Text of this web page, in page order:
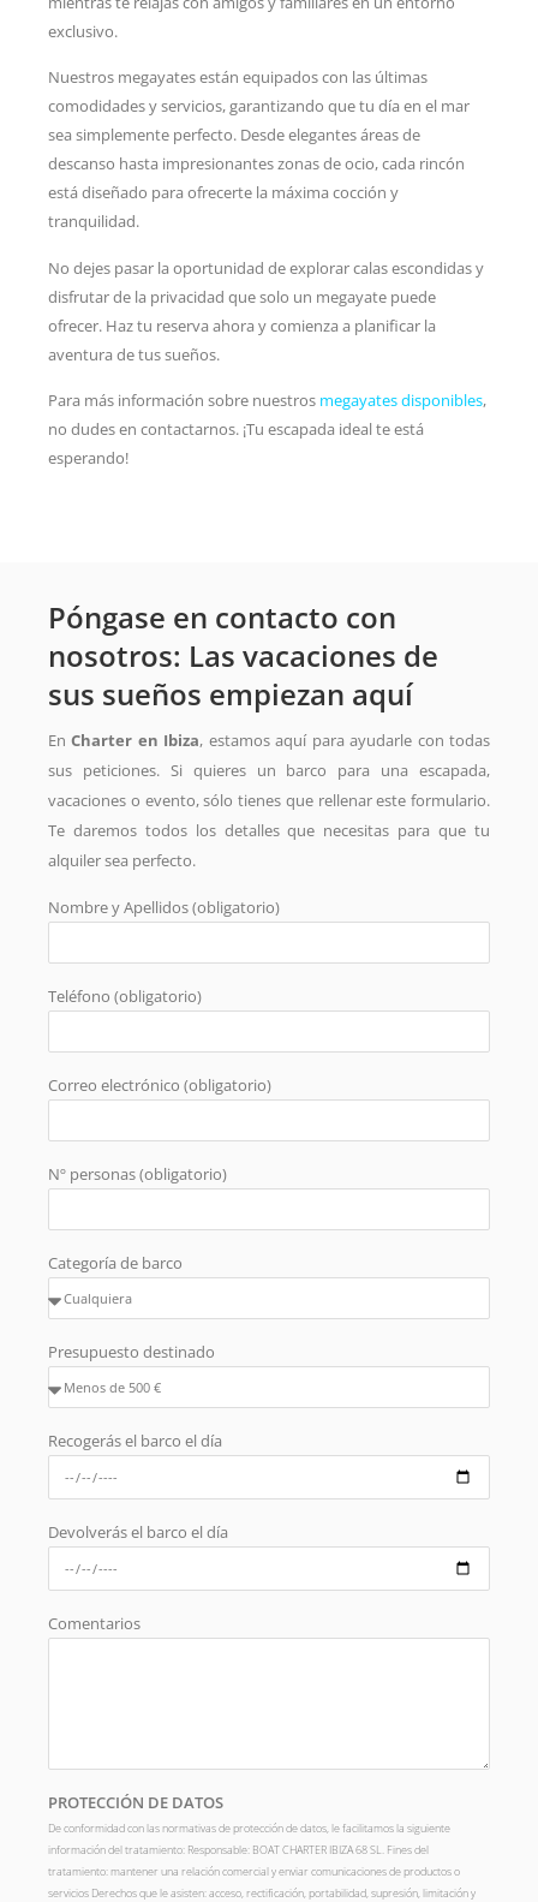
exclusivo.
Nuestros megayates están equipados con las últimas
comodidades y servicios, garantizando que tu día en el mar
sea simplemente perfecto. Desde elegantes áreas de
descanso hasta impresionantes zonas de ocio, cada rincón
está diseñado para ofrecerte la máxima cocción y
tranquilidad.
No dejes pasar la oportunidad de explorar calas escondidas y
disfrutar de la privacidad que solo un megayate puede
ofrecer. Haz tu reserva ahora y comienza a planificar la
aventura de tus sueños.
Para más información sobre nuestros megayates disponibles,
no dudes en contactarnos. ¡Tu escapada ideal te está
esperando!
Póngase en contacto con
nosotros: Las vacaciones de
sus sueños empiezan aquí
EnCharter en Ibiza, estamos aquí para ayudarle con todas
sus peticiones. Si quieres un barco para una escapada,
vacaciones o evento, sólo tienes que rellenar este formulario.
Te daremos todos los detalles que necesitas para que tu
alquiler sea perfecto.
Nombre y Apellidos (obligatorio)
Teléfono (obligatorio)
Correo electrónico (obligatorio)
Nº personas (obligatorio)
Categoría de barco
Presupuesto destinado
Recogerás el barco el día
Devolverás el barco el día
Comentarios
PROTECCIÓN DE DATOS
De conformidad con las normativas de protección de datos, le facilitamos la siguiente
información del tratamiento: Responsable: BOAT CHARTER IBIZA 68 SL. Fines del
tratamiento: mantener una relación comercial y enviar comunicaciones de productos o
servicios Derechos que le asisten: acceso, rectificación, portabilidad, supresión, limitación y